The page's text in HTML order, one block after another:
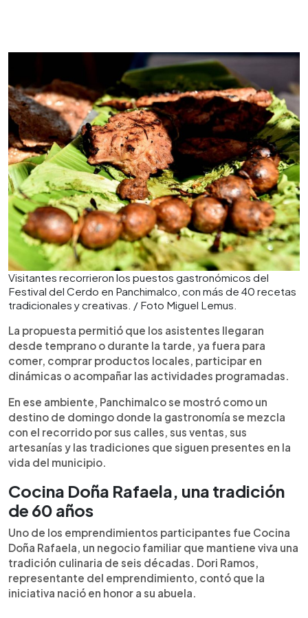
Visitantes recorrieron los puestos gastronómicos del
Festival del Cerdo en Panchimalco, con más de 40 recetas
tradicionales y creativas. / Foto Miguel Lemus.
La propuesta permitió que los asistentes llegaran
desde temprano o durante la tarde, ya fuera para
comer, comprar productos locales, participar en
dinámicas o acompañar las actividades programadas.
En ese ambiente, Panchimalco se mostró como un
destino de domingo donde la gastronomía se mezcla
con el recorrido por sus calles, sus ventas, sus
artesanías y las tradiciones que siguen presentes en la
vida del municipio.
Cocina Doña Rafaela, una tradición
de 60 años
Uno de los emprendimientos participantes fue Cocina
Doña Rafaela, un negocio familiar que mantiene viva una
tradición culinaria de seis décadas. Dori Ramos,
representante del emprendimiento, contó que la
iniciativa nació en honor a su abuela.